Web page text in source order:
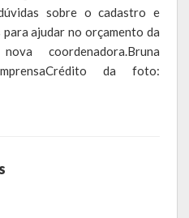
sobre o cadastro e
ajudar no orçamento da
coordenadora.Bruna
da foto: